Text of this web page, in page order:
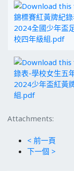
Attachments:
2024全國少年盃
校四年級組.pdf
2024少年盃紅黃
組.pdf
< 前一頁
下一個 >